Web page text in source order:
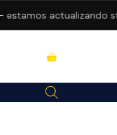
actualizando